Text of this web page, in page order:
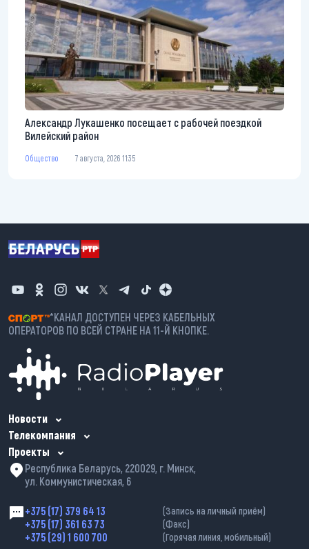
Александр Лукашенко посещает с рабочей поездкой
Вилейский район
Общество 7 августа, 2026 11:35
*КАНАЛ ДОСТУПЕН ЧЕРЕЗ КАБЕЛЬНЫХ
ОПЕРАТОРОВ ПО ВСЕЙ СТРАНЕ НА 11-Й КНОПКЕ.
Новости
Телекомпания
Проекты
Республика Беларусь, 220029, г. Минск,
ул. Коммунистическая, 6
+375 (17) 379 64 13 (Запись на личный приём)
+375 (17) 361 63 73 (Факс)
+375 (29) 1 600 700 (Горячая линия, мобильный)